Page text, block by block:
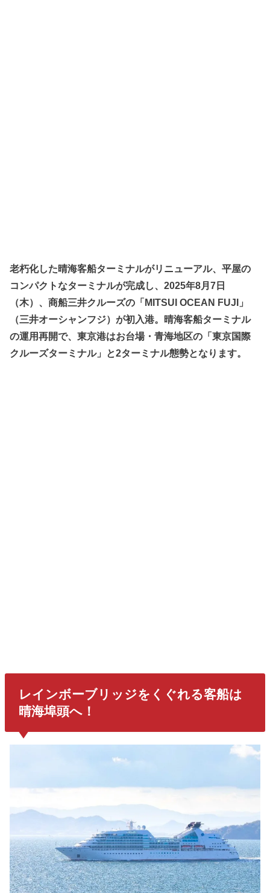
老朽化した晴海客船ターミナルがリニューアル、平屋の
コンパクトなターミナルが完成し、2025年8月7日
（木）、商船三井クルーズの「MITSUI OCEAN FUJI」
（三井オーシャンフジ）が初入港。晴海客船ターミナル
の運用再開で、東京港はお台場・青海地区の「東京国際
クルーズターミナル」と2ターミナル態勢となります。
レインボーブリッジをくぐれる客船は
晴海埠頭へ！